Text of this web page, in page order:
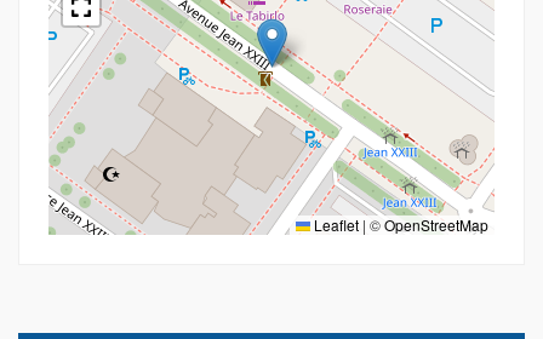
Leaflet | ©OpenStreetMap